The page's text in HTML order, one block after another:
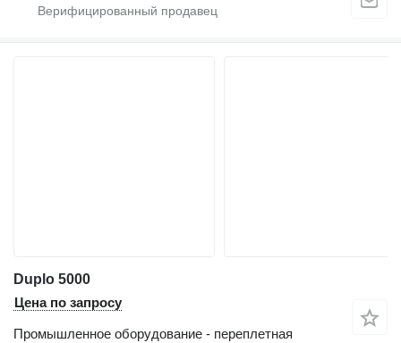
Duplo 5000
Цена по запросу
Промышленное оборудование - переплетная